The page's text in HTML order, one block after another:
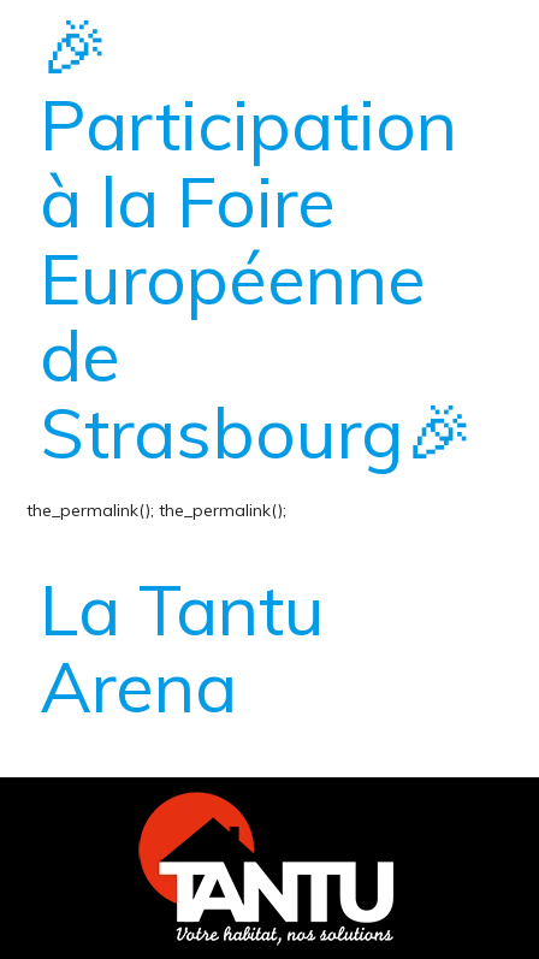
🎉
Participation
à la Foire
Européenne
de
Strasbourg🎉
the_permalink();
La Tantu
Arena
the_permalink();